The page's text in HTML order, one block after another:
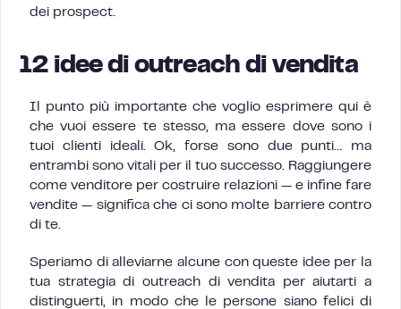
dei prospect.
12 idee di outreach di vendita
Il punto più importante che voglio esprimere qui è
che vuoi essere te stesso, ma essere dove sono i
tuoi clienti ideali. Ok, forse sono due punti… ma
entrambi sono vitali per il tuo successo. Raggiungere
come venditore per costruire relazioni — e infine fare
vendite — significa che ci sono molte barriere contro
di te.
Speriamo di alleviarne alcune con queste idee per la
tua strategia di outreach di vendita per aiutarti a
distinguerti, in modo che le persone siano felici di